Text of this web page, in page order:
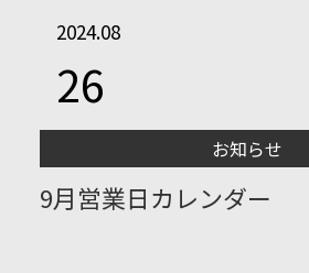
2024.08
26
お知らせ
9月営業日カレンダー